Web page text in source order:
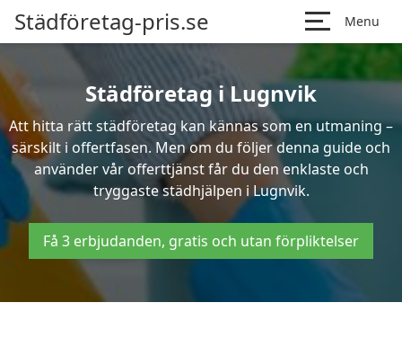
Städföretag-pris.se Menu
Städföretag i Lugnvik
Att hitta rätt städföretag kan kännas som en utmaning –
särskilt i offertfasen. Men om du följer denna guide och
använder vår offerttjänst får du den enklaste och
tryggaste städhjälpen i Lugnvik.
Få 3 erbjudanden, gratis och utan förpliktelser